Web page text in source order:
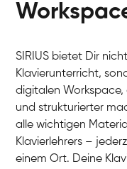
Klavier / Piano / Flügel
SIRIUS bietet Dir
Klavierunterricht,
digitalen Workspace,
und strukturierter
alle wichtigen
Klavierlehrers –
einem Ort. Deine